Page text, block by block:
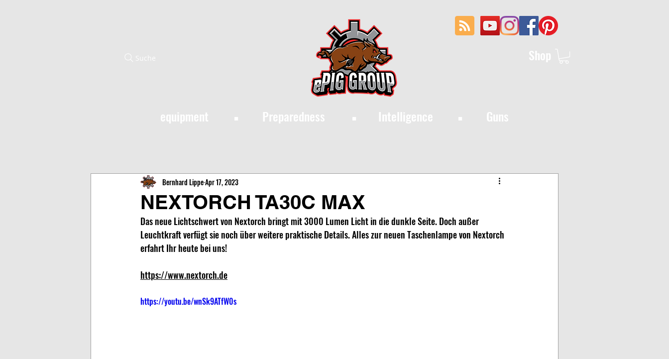
Shop
·
equipment Preparedness Intelligence Guns
·
·
Suche
NEXTORCH TA30C MAX
Bernhard LippeApr 17, 2023
Das neue Lichtschwert von Nextorch bringt mit 3000 Lumen Licht in die dunkle Seite. Doch außer
Leuchtkraft verfügt sie noch über weitere praktische Details. Alles zur neuen Taschenlampe von Nextorch
erfahrt Ihr heute bei uns!
https://www.nextorch.de
https://youtu.be/wnSk9ATfW0s